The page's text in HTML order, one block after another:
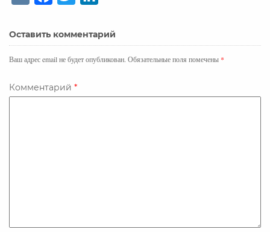
e
b
o
k
t
r
k
e
n
Оставить комментарий
Ваш адрес email не будет опубликован. Обязательные поля помечены *
Комментарий *